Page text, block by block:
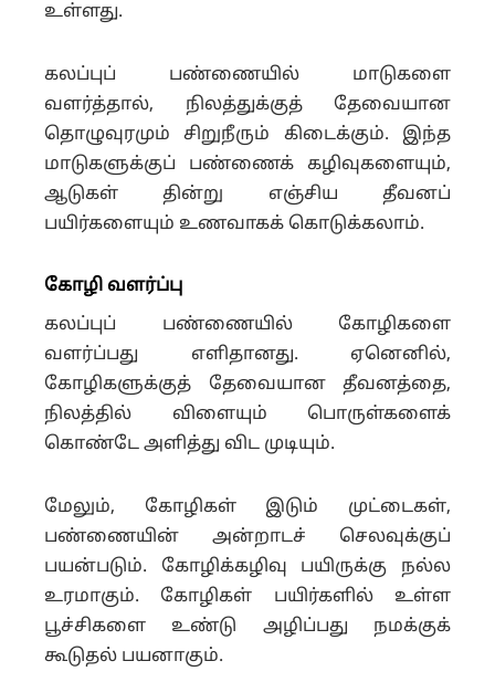
உள்ளது.
கலப்புப் பண்ணையில் மாடுகளை
வளர்த்தால், நிலத்துக்குத் தேவையான
தொழுவுரமும் சிறுநீரும் கிடைக்கும். இந்த
மாடுகளுக்குப் பண்ணைக் கழிவுகளையும்,
ஆடுகள் தின்று எஞ்சிய தீவனப்
பயிர்களையும் உணவாகக் கொடுக்கலாம்.
கோழி வளர்ப்பு
கலப்புப் பண்ணையில் கோழிகளை
வளர்ப்பது எளிதானது. ஏனெனில்,
கோழிகளுக்குத் தேவையான தீவனத்தை,
நிலத்தில் விளையும் பொருள்களைக்
கொண்டே அளித்து விட முடியும்.
மேலும், கோழிகள் இடும் முட்டைகள்,
பண்ணையின் அன்றாடச் செலவுக்குப்
பயன்படும். கோழிக்கழிவு பயிருக்கு நல்ல
உரமாகும். கோழிகள் பயிர்களில் உள்ள
பூச்சிகளை உண்டு அழிப்பது நமக்குக்
கூடுதல் பயனாகும்.